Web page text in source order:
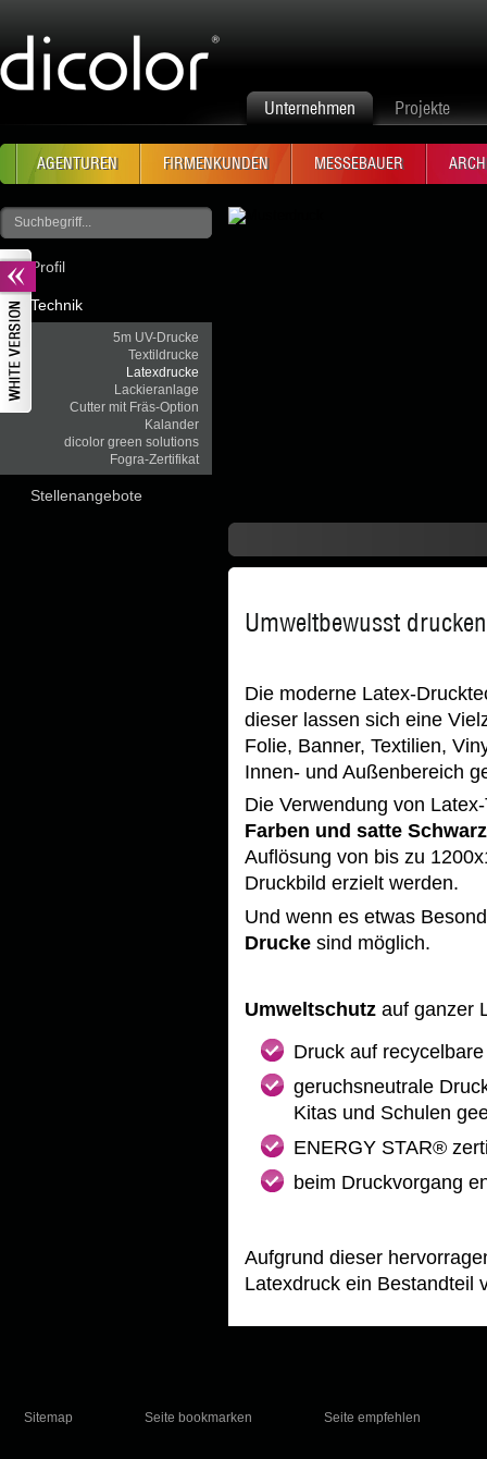
Unternehmen Projekte
AGENTUREN FIRMENKUNDEN MESSEBAUER
Profil
Technik
5m UV-Drucke
Textildrucke
Latexdrucke
Lackieranlage
Cutter mit Fräs-Option
Kalander
dicolor green solutions
Fogra-Zertifikat
Stellenangebote
Umweltbewusst
Die moderne Latex-
dieser lassen sich eine
Folie, Banner, Textilien,
Innen- und Außenbereich
Die Verwendung von
Farben und satte
Auflösung von bis zu
Druckbild erzielt werden.
Und wenn es etwas
Drucke sind möglich.
Umweltschutz auf ganzer
Druck auf
geruchsneutrale
Kitas und Schulen
ENERGY STAR®
beim Druckvorgang
Aufgrund dieser
Latexdruck ein Bestandteil
Sitemap Seite bookmarken Seite empfehlen